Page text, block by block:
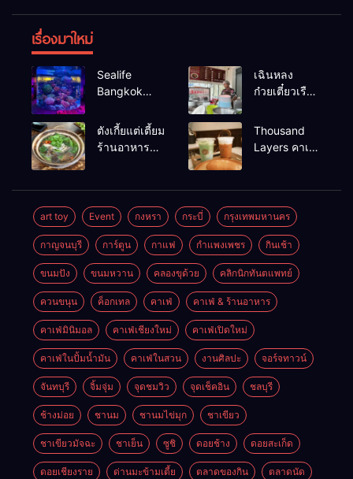
เรื่องมาใหม่
Sealife
Bangkok
แบงค์คอก
เฉินหลง
ก๋วยเตี๋ยวเรือ
อร่อยร้านดัง
หาดใหญ่
ตังเกี้ยแต่เตี้ยม
ร้านอาหาร
Thousand
Layers คาเฟ่
art toy Event กงหรา กระบี่ กรุงเทพมหานคร
กาญจนบุรี การ์ตูน กาแฟ กำแพงเพชร กินเช้า
ขนมปัง ขนมหวาน คลองขุด้วย คลิกนิกทันตแพทย์
ควนขนุน ค็อกเทล คาเฟ่ คาเฟ่ & ร้านอาหาร
คาเฟ่มินิมอล คาเฟ่เชียงใหม่ คาเฟ่เปิดใหม่
คาเฟ่ในปั้มน้ำมัน คาเฟ่ในสวน งานศิลปะ จอร์จทาวน์
จันทบุรี จิ้มจุ่ม จุดชมวิว จุดเช็คอิน ชลบุรี
ช้างม่อย ชานม ชานมไข่มุก ชาเขียว
ชาเขียวมัจฉะ ชาเย็น ซูชิ ดอยช้าง ดอยสะเก็ด
ดอยเชียงราย ด่านมะข้ามเตี้ย ตลาดของกิน ตลาดนัด